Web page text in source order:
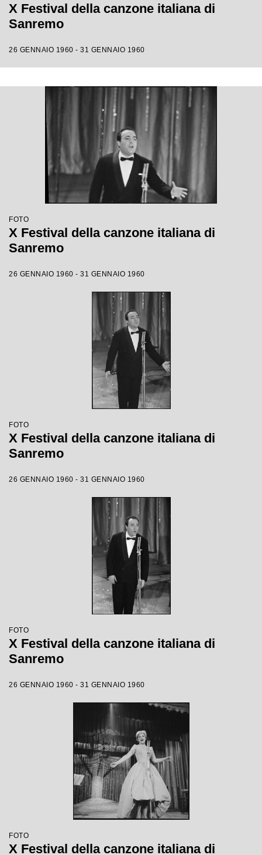
X Festival della canzone italiana di
Sanremo
26 GENNAIO 1960 - 31 GENNAIO 1960
FOTO
X Festival della canzone italiana di
Sanremo
26 GENNAIO 1960 - 31 GENNAIO 1960
FOTO
X Festival della canzone italiana di
Sanremo
26 GENNAIO 1960 - 31 GENNAIO 1960
FOTO
X Festival della canzone italiana di
Sanremo
26 GENNAIO 1960 - 31 GENNAIO 1960
FOTO
X Festival della canzone italiana di